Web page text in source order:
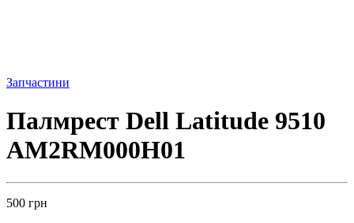
Запчастини
Палмрест Dell Latitude 9510
AM2RM000H01
500 грн